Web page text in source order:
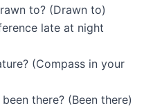
to? (Drawn to)
late at night
(Compass in your
there? (Been there)